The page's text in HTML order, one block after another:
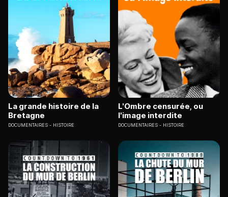
La grande histoire de la
Bretagne
DOCUMENTAIRES HISTOIRE
L'Ombre censurée, ou
l'image interdite
DOCUMENTAIRES HISTOIRE